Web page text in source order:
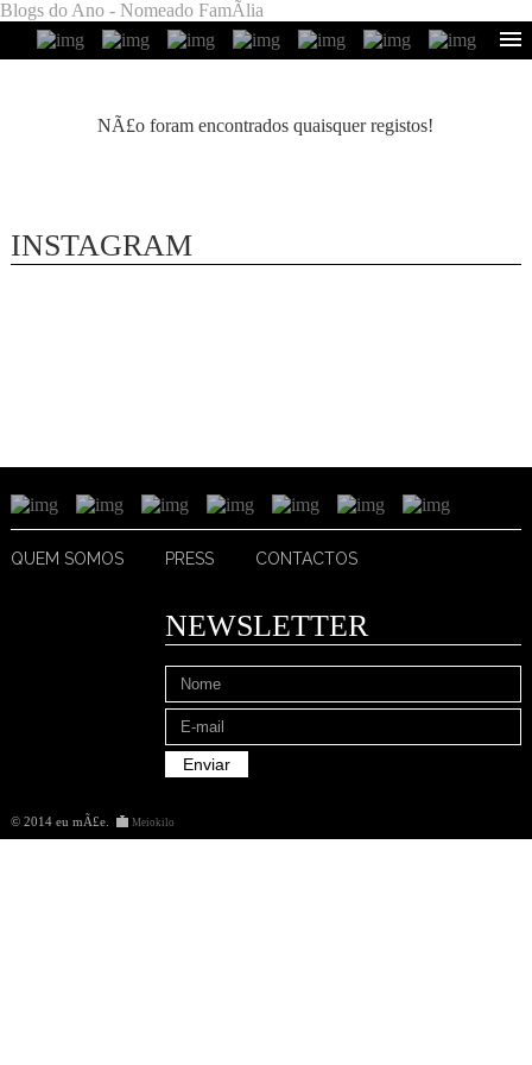
Blogs do Ano - Nomeado FamÃ­lia
NÃ£o foram encontrados quaisquer registos!
INSTAGRAM
QUEM SOMOS PRESS CONTACTOS
NEWSLETTER
© 2014 eu mÃ£e. Meiokilo